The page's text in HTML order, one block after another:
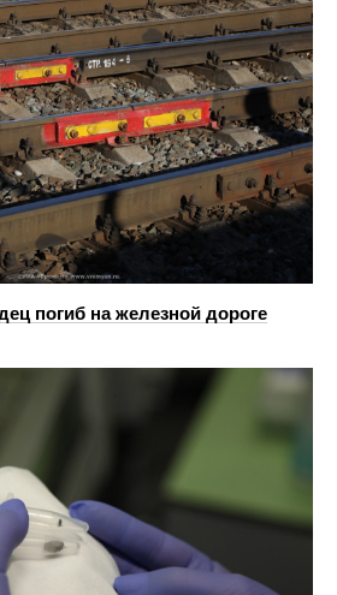
погиб на железной дороге